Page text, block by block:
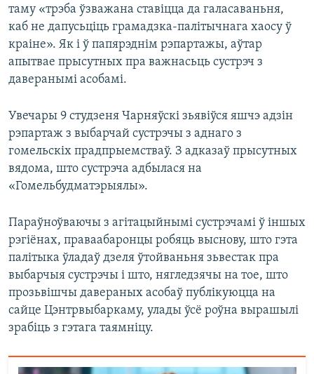
таму «трэба ўзважана ставіцца да галасаваньня,
каб не дапусьціць грамадзка-палітычнага хаосу ў
краіне». Як і ў папярэднім рэпартажы, аўтар
апытвае прысутных пра важнасьць сустрэч з
даверанымі асобамі.
Увечары 9 студзеня Чарняўскі зьявіўся яшчэ адзін
рэпартаж з выбарчай сустрэчы з аднаго з
гомельскіх прадпрыемстваў. З адказаў прысутных
вядома, што сустрэча адбылася на
«Гомельбудматэрыялы».
Параўноўваючы з агітацыйнымі сустрэчамі ў іншых
рэгіёнах, праваабаронцы робяць выснову, што гэта
палітыка ўладаў дзеля ўтойваньня зьвестак пра
выбарчыя сустрэчы і што, нягледзячы на тое, што
прозьвішчы давераных асобаў публікуюцца на
сайце Цэнтрвыбаркаму, улады ўсё роўна вырашылі
зрабіць з гэтага таямніцу.